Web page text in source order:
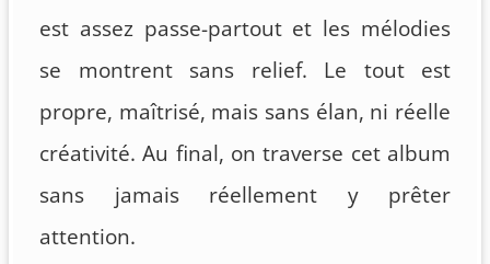
est assez passe-partout et les mélodies
se montrent sans relief. Le tout est
propre, maîtrisé, mais sans élan, ni réelle
créativité. Au final, on traverse cet album
sans jamais réellement y prêter
attention.